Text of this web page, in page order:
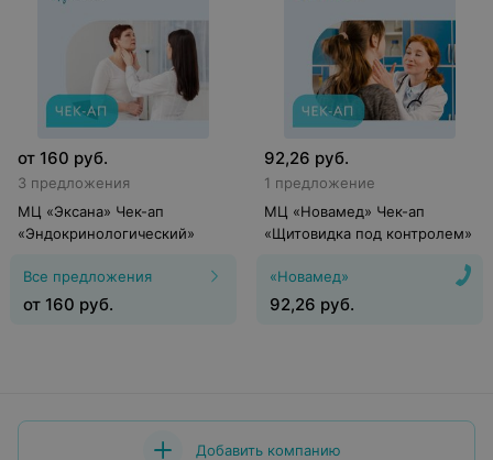
от 160 руб.
3 предложения
МЦ «Эксана» Чек-ап
«Эндокринологический»
Все предложения
от 160 руб.
92,26 руб.
1 предложение
МЦ «Новамед» Чек-ап
«Щитовидка под контролем»
«Новамед»
92,26 руб.
Добавить компанию